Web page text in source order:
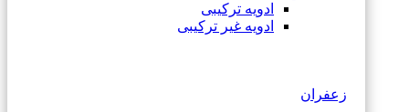
ادویه ترکیبی
ادویه غیر ترکیبی
زعفران